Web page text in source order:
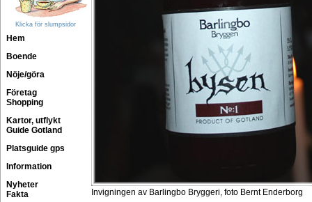
Klicka för slumpsidor
Hem
Boende
Nöje/göra
Företag
Shopping
Kartor, utflykt
Guide Gotland
Platsguide gps
Information
Nyheter
Fakta
Invigningen av Barlingbo Bryggeri, foto Bernt Enderborg